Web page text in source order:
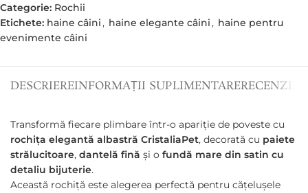
Categorie: Rochii
Etichete: haine câini, haine elegante câini, haine pentru
evenimente câini
DESCRIEREINFORMAȚII SUPLIMENTARERECENZII
Transformă fiecare plimbare într-o apariție de poveste cu
rochița elegantă albastră CristaliaPet, decorată cu paiete
strălucitoare, dantelă fină și o fundă mare din satin cu
detaliu bijuterie.
Această rochiță este alegerea perfectă pentru cățelușele